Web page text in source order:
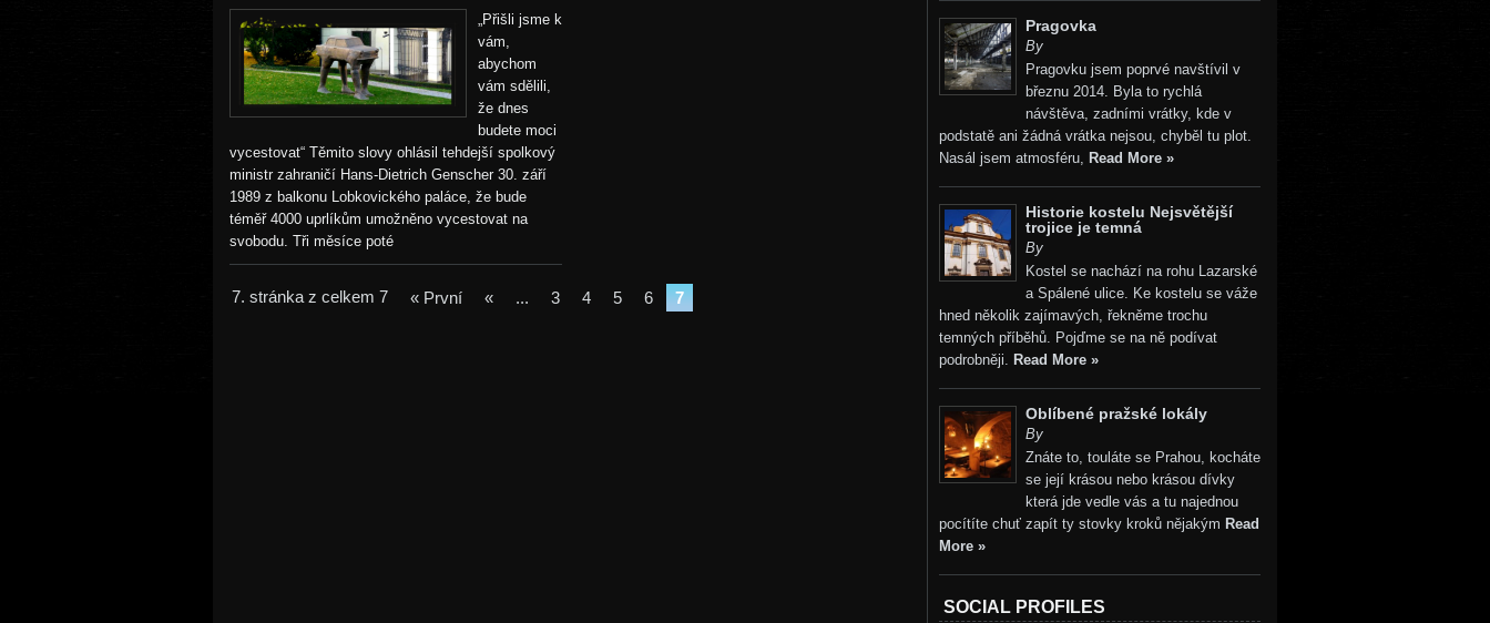
„Přišli jsme k
vám,
abychom
vám sdělili,
že dnes
budete moci
vycestovat“ Těmito slovy ohlásil tehdejší spolkový
ministr zahraničí Hans-Dietrich Genscher 30. září
1989 z balkonu Lobkovického paláce, že bude
téměř 4000 uprlíkům umožněno vycestovat na
svobodu. Tři měsíce poté
VÍCE
7. stránka z celkem 7 « První « ... 3 4 5 6 7
Pragovka
By
Pragovku jsem poprvé navštívil v
březnu 2014. Byla to rychlá
návštěva, zadními vrátky, kde v
podstatě ani žádná vrátka nejsou, chyběl tu plot.
Nasál jsem atmosféru, Read More »
Historie kostelu Nejsvětější
trojice je temná
By
Kostel se nachází na rohu Lazarské
a Spálené ulice. Ke kostelu se váže
hned několik zajímavých, řekněme trochu
temných příběhů. Pojďme se na ně podívat
podrobněji. Read More »
Oblíbené pražské lokály
By
Znáte to, touláte se Prahou, kocháte
se její krásou nebo krásou dívky
která jde vedle vás a tu najednou
pocítíte chuť zapít ty stovky kroků nějakým Read
More »
SOCIAL PROFILES